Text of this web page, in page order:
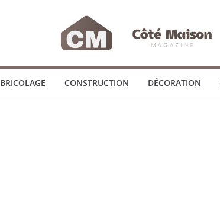
BRICOLAGE CONSTRUCTION DÉCORATION